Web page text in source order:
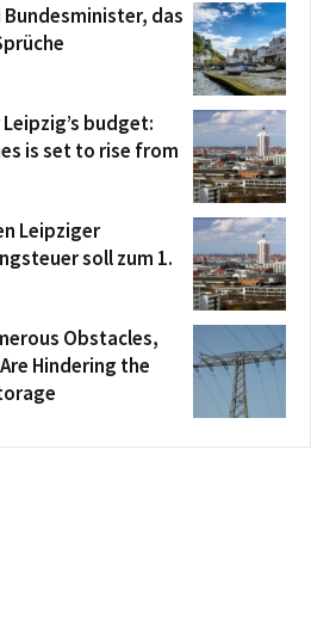
das
budget:
is set to rise from
Leipziger
soll zum 1.
Obstacles,
Hindering the